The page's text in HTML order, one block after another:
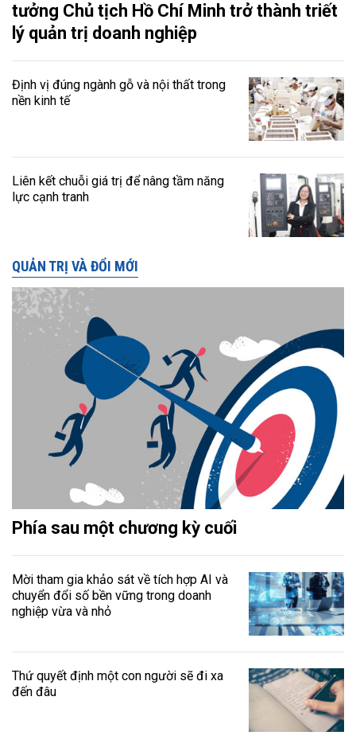
tưởng Chủ tịch Hồ Chí Minh trở thành triết
lý quản trị doanh nghiệp
Định vị đúng ngành gỗ và nội thất trong
nền kinh tế
Liên kết chuỗi giá trị để nâng tầm năng
lực cạnh tranh
QUẢN TRỊ VÀ ĐỔI MỚI
Phía sau một chương kỳ cuối
Mời tham gia khảo sát về tích hợp AI và
chuyển đổi số bền vững trong doanh
nghiệp vừa và nhỏ
Thứ quyết định một con người sẽ đi xa
đến đâu